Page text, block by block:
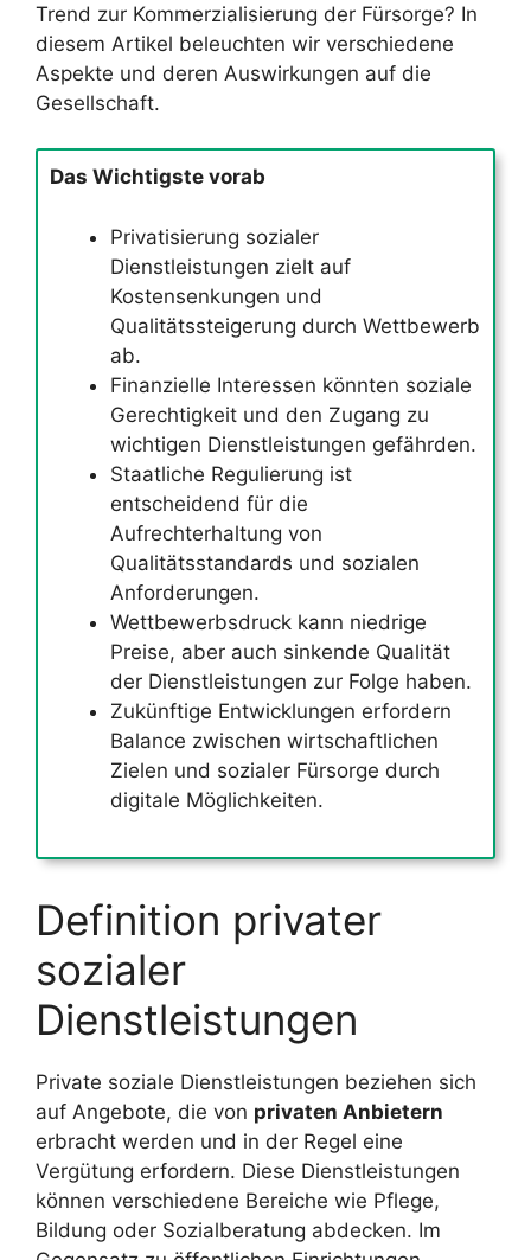
Trend zur Kommerzialisierung der Fürsorge? In
diesem Artikel beleuchten wir verschiedene
Aspekte und deren Auswirkungen auf die
Gesellschaft.
Das Wichtigste vorab
Privatisierung sozialer
Dienstleistungen zielt auf
Kostensenkungen und
Qualitätssteigerung durch Wettbewerb
ab.
Finanzielle Interessen könnten soziale
Gerechtigkeit und den Zugang zu
wichtigen Dienstleistungen gefährden.
Staatliche Regulierung ist
entscheidend für die
Aufrechterhaltung von
Qualitätsstandards und sozialen
Anforderungen.
Wettbewerbsdruck kann niedrige
Preise, aber auch sinkende Qualität
der Dienstleistungen zur Folge haben.
Zukünftige Entwicklungen erfordern
Balance zwischen wirtschaftlichen
Zielen und sozialer Fürsorge durch
digitale Möglichkeiten.
Definition privater
sozialer
Dienstleistungen
Private soziale Dienstleistungen beziehen sich
auf Angebote, die von privaten Anbietern
erbracht werden und in der Regel eine
Vergütung erfordern. Diese Dienstleistungen
können verschiedene Bereiche wie Pflege,
Bildung oder Sozialberatung abdecken. Im